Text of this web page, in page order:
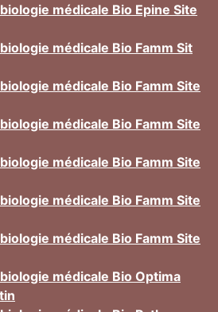
médicale Bio Epine Site
médicale Bio Famm Sit
médicale Bio Famm Site
médicale Bio Famm Site
médicale Bio Famm Site
médicale Bio Famm Site
médicale Bio Famm Site
médicale Bio Optima